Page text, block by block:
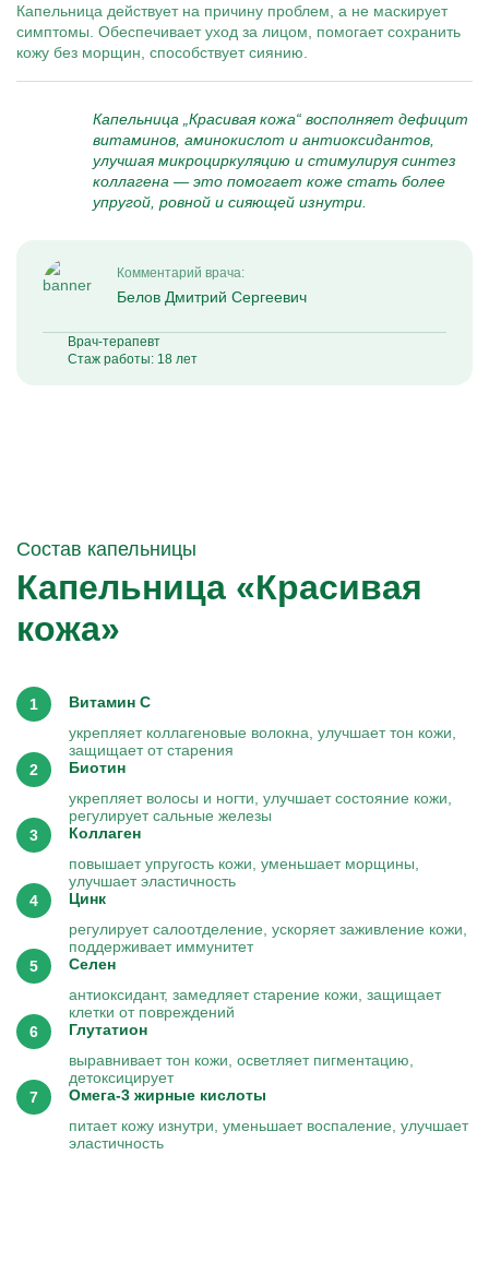
Капельница действует на причину проблем, а не маскирует
симптомы. Обеспечивает уход за лицом, помогает сохранить
кожу без морщин, способствует сиянию.
Капельница „Красивая кожа“ восполняет дефицит
витаминов, аминокислот и антиоксидантов,
улучшая микроциркуляцию и стимулируя синтез
коллагена — это помогает коже стать более
упругой, ровной и сияющей изнутри.
Комментарий врача:
Белов Дмитрий Сергеевич
Врач-терапевт
Стаж работы: 18 лет
Состав капельницы
Капельница «Красивая
кожа»
Витамин C
укрепляет коллагеновые волокна, улучшает тон кожи,
защищает от старения
Биотин
укрепляет волосы и ногти, улучшает состояние кожи,
регулирует сальные железы
Коллаген
повышает упругость кожи, уменьшает морщины,
улучшает эластичность
Цинк
регулирует салоотделение, ускоряет заживление кожи,
поддерживает иммунитет
Селен
антиоксидант, замедляет старение кожи, защищает
клетки от повреждений
Глутатион
выравнивает тон кожи, осветляет пигментацию,
детоксицирует
Омега-3 жирные кислоты
питает кожу изнутри, уменьшает воспаление, улучшает
эластичность